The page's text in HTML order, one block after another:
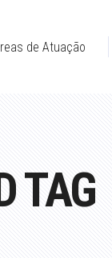
de Atuação
TAG